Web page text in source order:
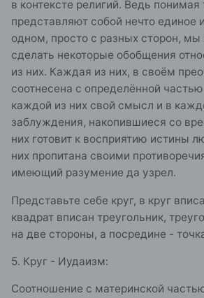
в контексте религий. Ведь понимая
представляют собой нечто единое
одном, просто с разных сторон,
сделать некоторые обобщения
из них. Каждая из них, в своём
соотнесена с определённой
каждой из них свой смысл и в
заблуждения, накопившиеся со
них готовит к восприятию истины
них пропитана своими
имеющий разумение да узрел.
Представьте себе круг, в круг
квадрат вписан треугольник,
на две стороны, а посредине -
5. Круг - Иудаизм:
Соотношение с материнской